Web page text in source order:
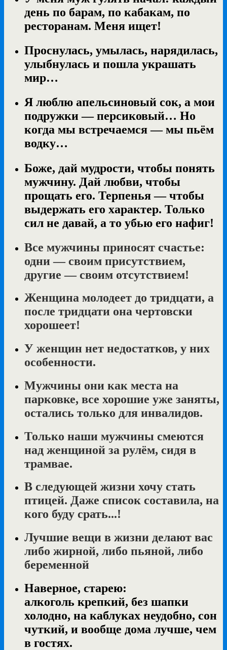
день по барам, по кабакам, по
ресторанам. Меня ищет!
Проснулась, умылась, нарядилась,
улыбнулась и пошла украшать
мир…
Я люблю апельсиновый сок, а мои
подружки — персиковый… Но
когда мы встречаемся — мы пьём
водку…
Боже, дай мудрости, чтобы понять
мужчину. Дай любви, чтобы
прощать его. Терпенья — чтобы
выдержать его характер. Только
сил не давай, а то убью его нафиг!
Все мужчины приносят счастье:
одни — своим присутствием,
другие — своим отсутствием!
Женщина молодеет до тридцати, а
после тридцати она чертовски
хорошеет!
У женщин нет недостатков, у них
особенности.
Мужчины они как места на
парковке, все хорошие уже заняты,
остались только для инвалидов.
Только наши мужчины смеются
над женщиной за рулём, сидя в
трамвае.
В следующей жизни хочу стать
птицей. Даже список составила, на
кого буду срать...!
Лучшие вещи в жизни делают вас
либо жирной, либо пьяной, либо
беременной
Наверное, старею:
алкоголь крепкий, без шапки
холодно, на каблуках неудобно, сон
чуткий, и вообще дома лучше, чем
в гостях.